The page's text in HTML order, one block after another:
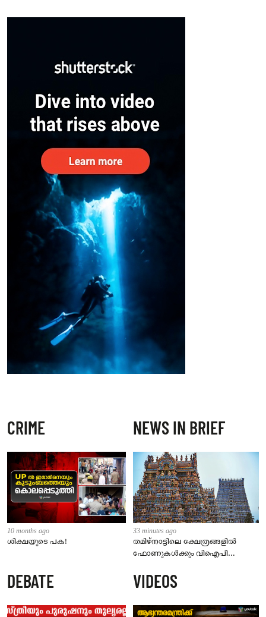
– കേന്ദ്രം
CRIME
10 months ago
ശിക്ഷയുടെ പക!
NEWS IN BRIEF
33 minutes ago
തമിഴ്‌നാട്ടിലെ ക്ഷേത്രങ്ങളിൽ
ഫോണുകൾക്കും വിഐപി
സെപ്റ്റംബർ 1 മുതൽ നിലവിൽ
വരും
DEBATE VIDEOS